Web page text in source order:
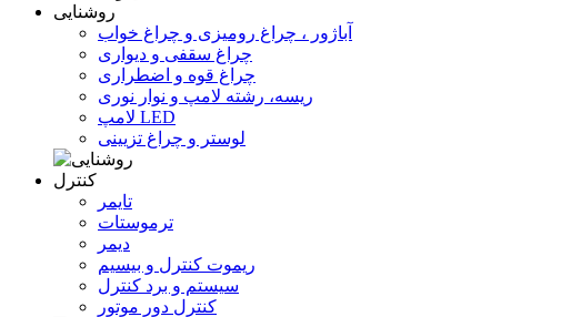
روشنایی
آباژور ، چراغ رومیزی و چراغ خواب
چراغ سقفی و دیواری
چراغ قوه و اضطراری
ریسه، رشته لامپ و نوار نوری
لامپ LED
لوستر و چراغ تزیینی
کنترل
تایمر
ترموستات
دیمر
ریموت کنترل و بیسیم
سیستم و برد کنترل
کنترل دور موتور